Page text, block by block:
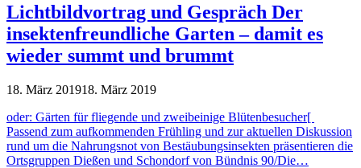
Lichtbildvortrag und Gespräch Der
insektenfreundliche Garten – damit es
wieder summt und brummt
18. März 201918. März 2019
oder: Gärten für fliegende und zweibeinige Blütenbesucher[
Passend zum aufkommenden Frühling und zur aktuellen Diskussion
rund um die Nahrungsnot von Bestäubungsinsekten präsentieren die
Ortsgruppen Dießen und Schondorf von Bündnis 90/Die…